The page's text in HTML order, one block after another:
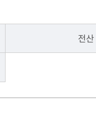
전산